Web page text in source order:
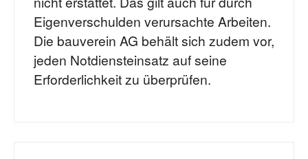
Eigenverschulden verursachte Arbeiten.
Die bauverein AG behält sich zudem vor,
jeden Notdiensteinsatz auf seine
Erforderlichkeit zu überprüfen.